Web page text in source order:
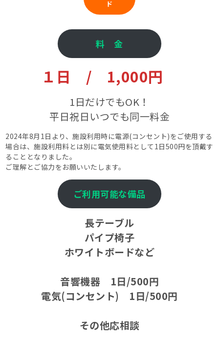
ド
料 金
１日 / 1,000円
1日だけでもOK！
平日祝日いつでも同一料金
2024年8月1日より、施設利用時に電源(コンセント)をご使用する
場合は、施設利用料とは別に電気使用料として1日500円を頂戴す
ることとなりました。
ご理解とご協力をお願いいたします。
ご利用可能な備品
長テーブル
パイプ椅子
ホワイトボードなど
音響機器 1日/500円
電気(コンセント) 1日/500円
その他応相談